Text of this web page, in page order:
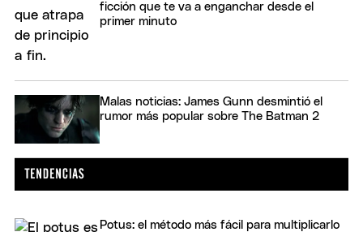
ficción que te va a enganchar desde el
primer minuto
Malas noticias: James Gunn desmintió el
rumor más popular sobre The Batman 2
Potus: el método más fácil para multiplicarlo